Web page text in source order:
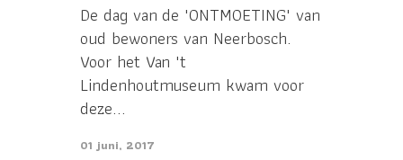
De dag van de 'ONTMOETING' van
oud bewoners van Neerbosch.
Voor het Van 't
Lindenhoutmuseum kwam voor
deze...
01 juni, 2017